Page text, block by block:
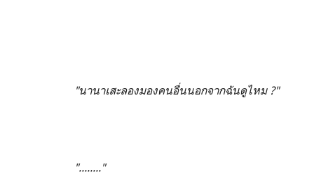
"นานาเสะลองมองคนอื่นนอกจากฉันดูไหม ?"
"........"